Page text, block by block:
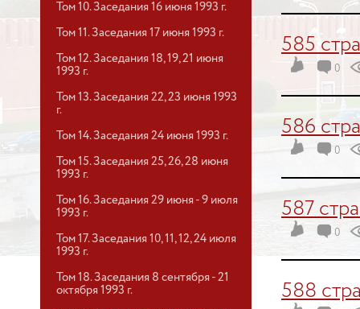
Том 10. Заседания 16 июня 1993 г.
Том 11. Заседания 17 июня 1993 г.
Том 12. Заседания 18, 19, 21 июня
1993 г.
Том 13. Заседания 22, 23 июня 1993
г.
Том 14. Заседания 24 июня 1993 г.
Том 15. Заседания 25, 26, 28 июня
1993 г.
Том 16. Заседания 29 июня - 9 июля
1993 г.
Том 17. Заседания 10, 11, 12, 24 июля
1993 г.
Том 18. Заседания 8 сентября - 21
октября 1993 г.
585
0
586
0
587
0
588